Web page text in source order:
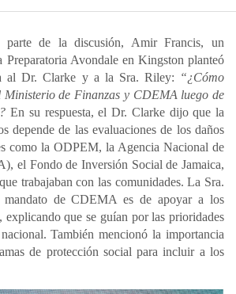
parte de la discusión, Amir Francis, un
Preparatoria Avondale en Kingston planteó
al Dr. Clarke y a la Sra. Riley: “¿Cómo
Ministerio de Finanzas y CDEMA luego de
En su respuesta, el Dr. Clarke dijo que la
depende de las evaluaciones de los daños
como la ODPEM, la Agencia Nacional de
el Fondo de Inversión Social de Jamaica,
trabajaban con las comunidades. La Sra.
de CDEMA es de apoyar a los
explicando que se guían por las prioridades
También mencionó la importancia
de protección social para incluir a los